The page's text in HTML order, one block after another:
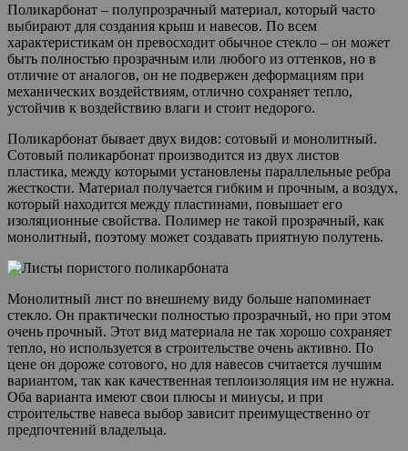
Поликарбонат – полупрозрачный материал, который часто
выбирают для создания крыш и навесов. По всем
характеристикам он превосходит обычное стекло – он может
быть полностью прозрачным или любого из оттенков, но в
отличие от аналогов, он не подвержен деформациям при
механических воздействиям, отлично сохраняет тепло,
устойчив к воздействию влаги и стоит недорого.
Поликарбонат бывает двух видов: сотовый и монолитный.
Сотовый поликарбонат производится из двух листов
пластика, между которыми установлены параллельные ребра
жесткости. Материал получается гибким и прочным, а воздух,
который находится между пластинами, повышает его
изоляционные свойства. Полимер не такой прозрачный, как
монолитный, поэтому может создавать приятную полутень.
Монолитный лист по внешнему виду больше напоминает
стекло. Он практически полностью прозрачный, но при этом
очень прочный. Этот вид материала не так хорошо сохраняет
тепло, но используется в строительстве очень активно. По
цене он дороже сотового, но для навесов считается лучшим
вариантом, так как качественная теплоизоляция им не нужна.
Оба варианта имеют свои плюсы и минусы, и при
строительстве навеса выбор зависит преимущественно от
предпочтений владельца.